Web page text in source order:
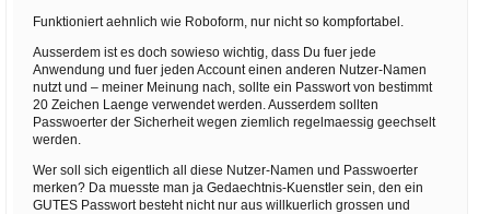
Funktioniert aehnlich wie Roboform, nur nicht so kompfortabel.
Ausserdem ist es doch sowieso wichtig, dass Du fuer jede
Anwendung und fuer jeden Account einen anderen Nutzer-Namen
nutzt und – meiner Meinung nach, sollte ein Passwort von bestimmt
20 Zeichen Laenge verwendet werden. Ausserdem sollten
Passwoerter der Sicherheit wegen ziemlich regelmaessig geechselt
werden.
Wer soll sich eigentlich all diese Nutzer-Namen und Passwoerter
merken? Da muesste man ja Gedaechtnis-Kuenstler sein, den ein
GUTES Passwort besteht nicht nur aus willkuerlich grossen und